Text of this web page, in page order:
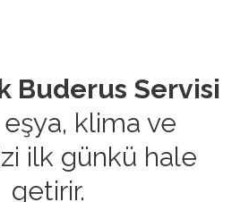
Buderus Servisi
klima ve
ilk günkü hale
getirir.